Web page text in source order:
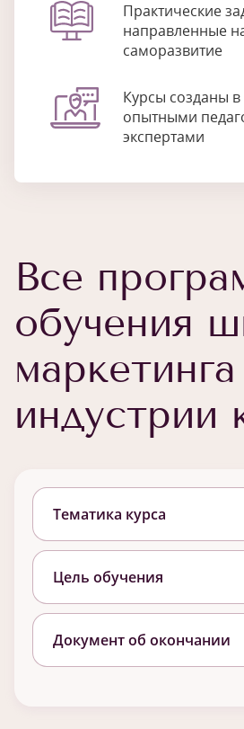
Практические
направленные
саморазвитие
Курсы созданы в
опытными
экспертами
Все
обучения
индустрии
Тематика курса
Цель обучения
Документ об окончании